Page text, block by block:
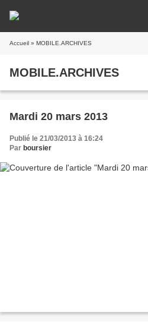
Accueil » MOBILE.ARCHIVES
MOBILE.ARCHIVES
Mardi 20 mars 2013
Publié le 21/03/2013 à 16:24
Par boursier